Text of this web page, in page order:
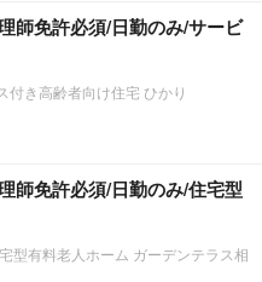
師免許必須/日勤のみ/サービ
付き高齢者向け住宅 ひかり
師免許必須/日勤のみ/住宅型
型有料老人ホーム ガーデンテラス相